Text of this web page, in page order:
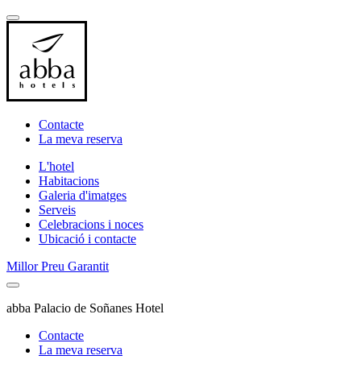
Contacte
La meva reserva
L'hotel
Habitacions
Galeria d'imatges
Serveis
Celebracions i noces
Ubicació i contacte
Millor Preu Garantit
abba Palacio de Soñanes Hotel
Contacte
La meva reserva